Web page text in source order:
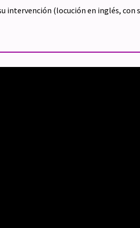
intervención (locución en inglés,